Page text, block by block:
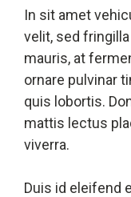
In sit amet
velit, sed
mauris, at
ornare pulvinar
quis lobortis.
mattis lectus
viverra.
Duis id eleifend